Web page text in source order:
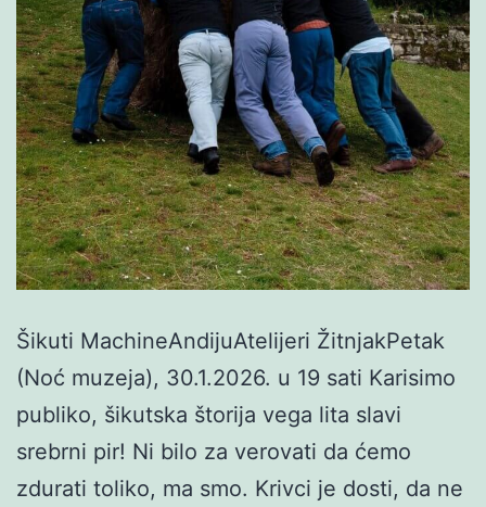
Šikuti MachineAndijuAtelijeri ŽitnjakPetak
(Noć muzeja), 30.1.2026. u 19 sati Karisimo
publiko, šikutska štorija vega lita slavi
srebrni pir! Ni bilo za verovati da ćemo
zdurati toliko, ma smo. Krivci je dosti, da ne